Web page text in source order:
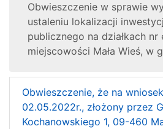
Obwieszczenie w sprawie
ustaleniu lokalizacji
publicznego na działkach
miejscowości Mała Wieś, w
Obwieszczenie, że na
02.05.2022r., złożony przez
Kochanowskiego 1, 09-460